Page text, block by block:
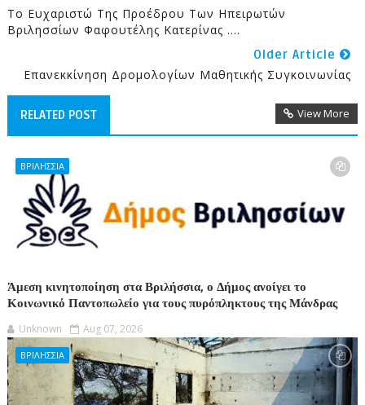
Το Ευχαριστώ Της Προέδρου Των Ηπειρωτών
Βριλησσίων Φαφουτέλης Κατερίνας ….
Older Article
Επανεκκίνηση Δρομολογίων Μαθητικής Συγκοινωνίας
RELATED POST View More
ΒΡΙΛΗΣΣΙΑ
Άμεση κινητοποίηση στα Βριλήσσια, ο Δήμος ανοίγει το
Κοινωνικό Παντοπωλείο για τους πυρόπληκτους της Μάνδρας
Unknown Aug 07, 2026
ΒΡΙΛΗΣΣΙΑ